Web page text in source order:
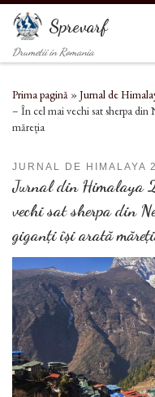
Sari la conținut
Sprevarf
Drumetii in Romania
Prima pagină »Jurnal de
– În cel mai vechi sat sherpa din
măreția
JURNAL DE HIMALAYA
Jurnal din
vechi sat sherpa din
giganți își arată